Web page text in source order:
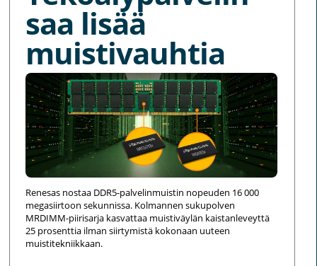
saa lisää
muistivauhtia
Renesas nostaa DDR5-palvelinmuistin nopeuden 16 000
megasiirtoon sekunnissa. Kolmannen sukupolven
MRDIMM-piirisarja kasvattaa muistiväylän kaistanleveyttä
25 prosenttia ilman siirtymistä kokonaan uuteen
muistitekniikkaan.